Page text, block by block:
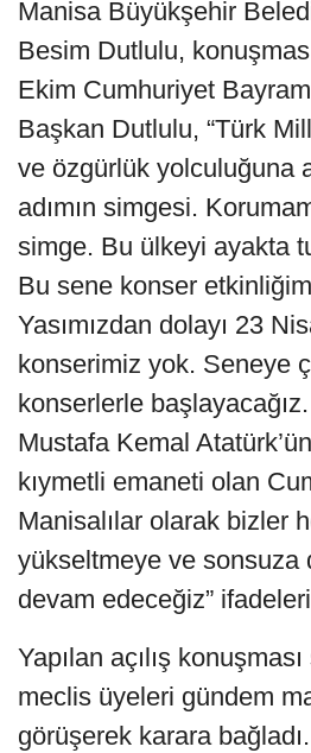
Manisa Büyükşehir
Besim Dutlulu,
Ekim Cumhuriyet
Başkan Dutlulu, “Türk
ve özgürlük yolculuğuna
adımın simgesi.
simge. Bu ülkeyi ayakta
Bu sene konser
Yasımızdan dolayı 23
konserimiz yok. Seneye
konserlerle
Mustafa Kemal
kıymetli emaneti olan
Manisalılar olarak bizler
yükseltmeye ve sonsuza
devam edeceğiz”
Yapılan açılış
meclis üyeleri gündem
görüşerek karara bağladı.